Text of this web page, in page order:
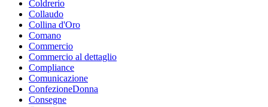
Coldrerio
Collaudo
Collina d'Oro
Comano
Commercio
Commercio al dettaglio
Compliance
Comunicazione
ConfezioneDonna
Consegne